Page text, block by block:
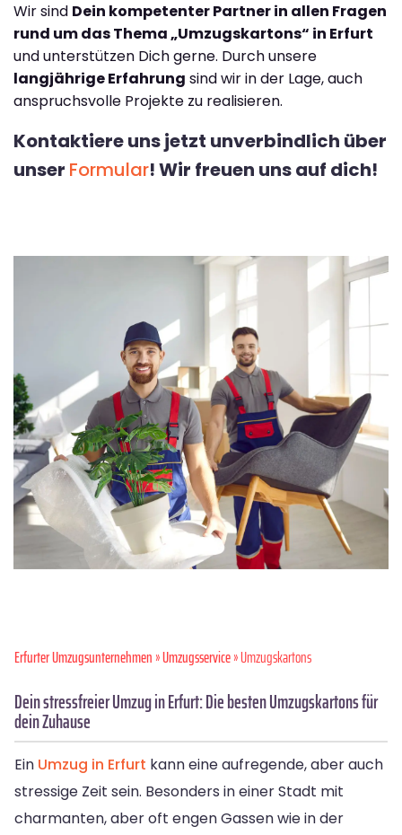
Wir sind Dein kompetenter Partner in allen Fragen
rund um das Thema „Umzugskartons“ in Erfurt
und unterstützen Dich gerne. Durch unsere
langjährige Erfahrung sind wir in der Lage, auch
anspruchsvolle Projekte zu realisieren.
Kontaktiere uns jetzt unverbindlich über
unser Formular! Wir freuen uns auf dich!
Erfurter Umzugsunternehmen»Umzugsservice» Umzugskartons
Dein stressfreier Umzug in Erfurt: Die besten Umzugskartons für
dein Zuhause
Ein Umzug in Erfurt kann eine aufregende, aber auch
stressige Zeit sein. Besonders in einer Stadt mit
charmanten, aber oft engen Gassen wie in der